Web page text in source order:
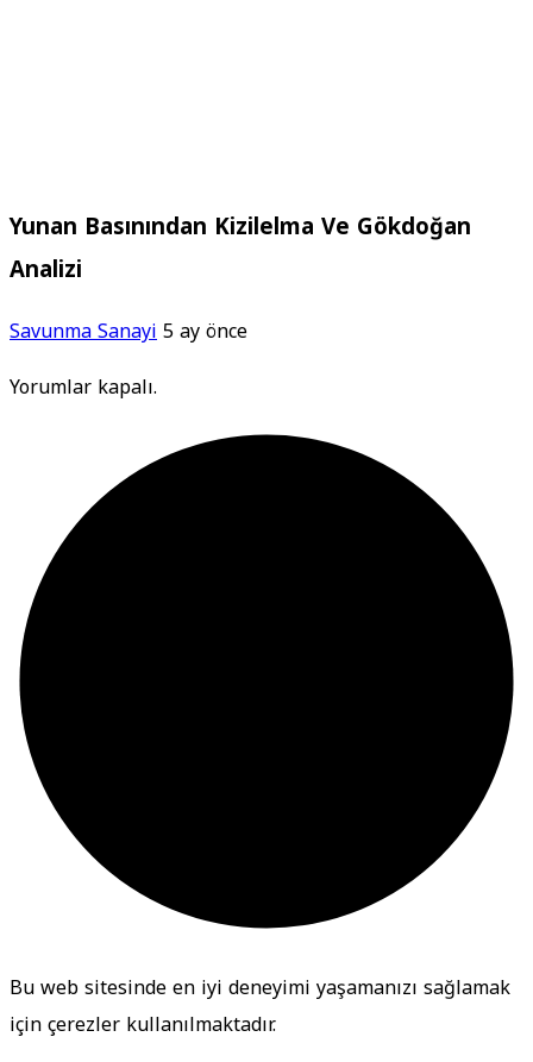
Yunan Basınından Kizilelma Ve Gökdoğan
Analizi
Savunma Sanayi5 ay önce
Yorumlar kapalı.
Bu web sitesinde en iyi deneyimi yaşamanızı sağlamak
için çerezler kullanılmaktadır.